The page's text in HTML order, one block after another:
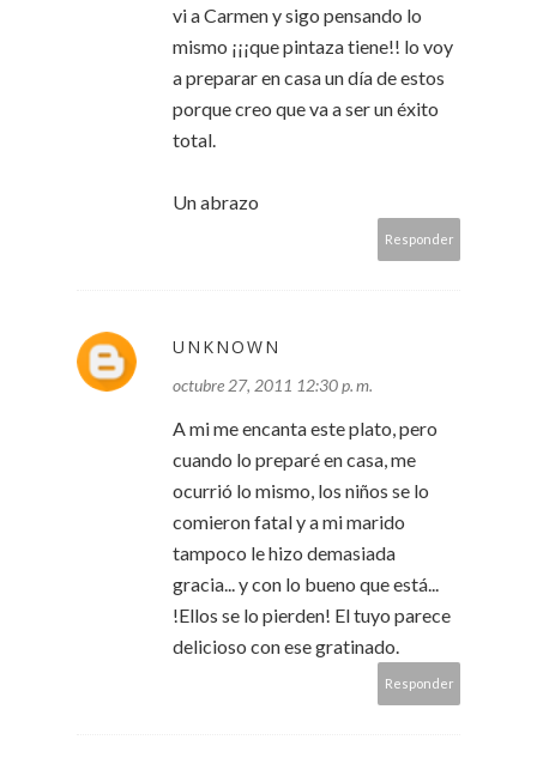
vi a Carmen y sigo pensando lo
mismo ¡¡¡que pintaza tiene!! lo voy
a preparar en casa un día de estos
porque creo que va a ser un éxito
total.
Un abrazo
Responder
UNKNOWN
octubre 27, 2011 12:30 p. m.
A mi me encanta este plato, pero
cuando lo preparé en casa, me
ocurrió lo mismo, los niños se lo
comieron fatal y a mi marido
tampoco le hizo demasiada
gracia... y con lo bueno que está...
!Ellos se lo pierden! El tuyo parece
delicioso con ese gratinado.
Responder